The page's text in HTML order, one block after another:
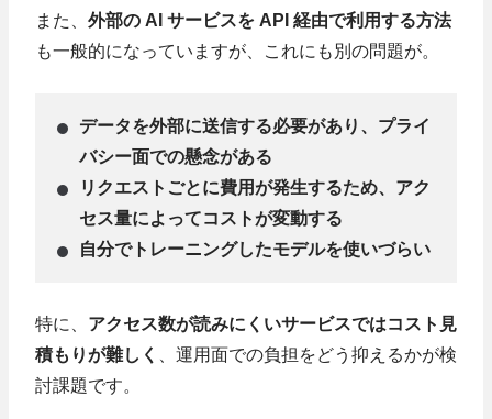
また、 外部の AI サービスを API 経由で利用する方法
も一般的になっていますが、これにも別の問題が。
データを外部に送信する必要があり、プライ
バシー面での懸念がある
リクエストごとに費用が発生するため、アク
セス量によってコストが変動する
自分でトレーニングしたモデルを使いづらい
特に、 アクセス数が読みにくいサービスではコスト見
積もりが難しく
、運用面での負担をどう抑えるかが検
討課題です。